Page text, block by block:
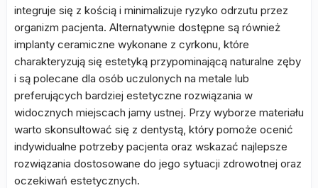
integruje się z kością i minimalizuje ryzyko odrzutu przez
organizm pacjenta. Alternatywnie dostępne są również
implanty ceramiczne wykonane z cyrkonu, które
charakteryzują się estetyką przypominającą naturalne zęby
i są polecane dla osób uczulonych na metale lub
preferujących bardziej estetyczne rozwiązania w
widocznych miejscach jamy ustnej. Przy wyborze materiału
warto skonsultować się z dentystą, który pomoże ocenić
indywidualne potrzeby pacjenta oraz wskazać najlepsze
rozwiązania dostosowane do jego sytuacji zdrowotnej oraz
oczekiwań estetycznych.